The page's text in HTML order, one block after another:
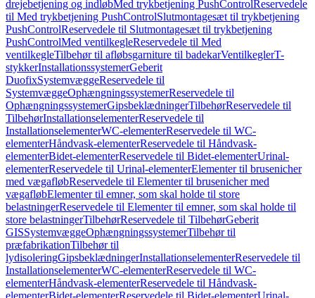
drejebetjening og indløbMed trykbetjening PushControlReservedele
til Med trykbetjening PushControlSlutmontagesæt til trykbetjening
PushControlReservedele til Slutmontagesæt til trykbetjening
PushControlMed ventilkegleReservedele til Med
ventilkegleTilbehør til afløbsgarniture til badekarVentilkeglerT-
stykkerInstallationssystemerGeberit
DuofixSystemvæggeReservedele til
SystemvæggeOphængningssystemerReservedele til
OphængningssystemerGipsbeklædningerTilbehørReservedele til
TilbehørInstallationselementerReservedele til
InstallationselementerWC-elementerReservedele til WC-
elementerHåndvask-elementerReservedele til Håndvask-
elementerBidet-elementerReservedele til Bidet-elementerUrinal-
elementerReservedele til Urinal-elementerElementer til brusenicher
med vægafløbReservedele til Elementer til brusenicher med
vægafløbElementer til emner, som skal holde til store
belastningerReservedele til Elementer til emner, som skal holde til
store belastningerTilbehørReservedele til TilbehørGeberit
GISSystemvæggeOphængningssystemerTilbehør til
præfabrikationTilbehør til
lydisoleringGipsbeklædningerInstallationselementerReservedele til
InstallationselementerWC-elementerReservedele til WC-
elementerHåndvask-elementerReservedele til Håndvask-
elementerBidet-elementerReservedele til Bidet-elementerUrinal-